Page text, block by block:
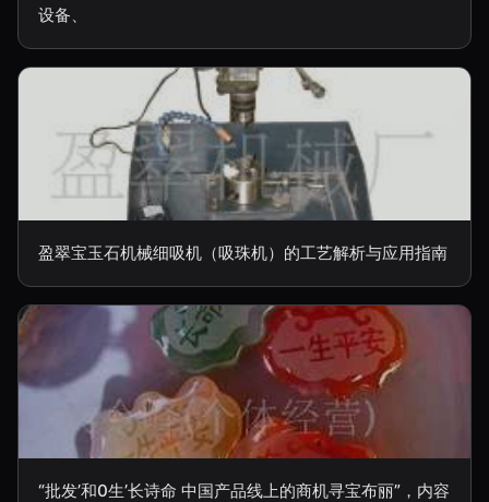
设备、
盈翠宝玉石机械细吸机（吸珠机）的工艺解析与应用指南
“批发’和0生’长诗命 中国产品线上的商机寻宝布丽”，内容